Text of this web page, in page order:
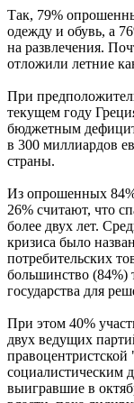
Так, 79%
одежду и обувь, а
на развлечения.
отложили летние
При
текущем году
бюджетным
в 300 миллиардов
страны.
Из опрошенных
26% считают, что
более двух лет.
кризиса было
потребительских
большинство (84%)
государства для
При этом 40%
двух ведущих
выигравшие в